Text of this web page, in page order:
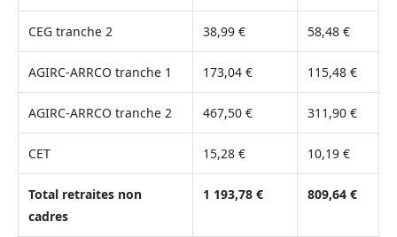
CEG tranche 2 38,99 € 58,48 €
AGIRC-ARRCO tranche 1 173,04 € 115,48 €
AGIRC-ARRCO tranche 2 467,50 € 311,90 €
CET 15,28 € 10,19 €
Total retraites non
cadres
1 193,78 € 809,64 €